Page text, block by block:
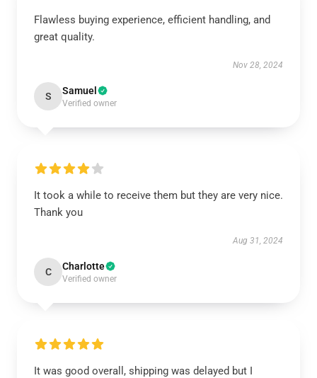
Flawless buying experience, efficient handling, and
great quality.
Nov 28, 2024
S Samuel
Verified owner
It took a while to receive them but they are very nice.
Thank you
Aug 31, 2024
C Charlotte
Verified owner
It was good overall, shipping was delayed but I